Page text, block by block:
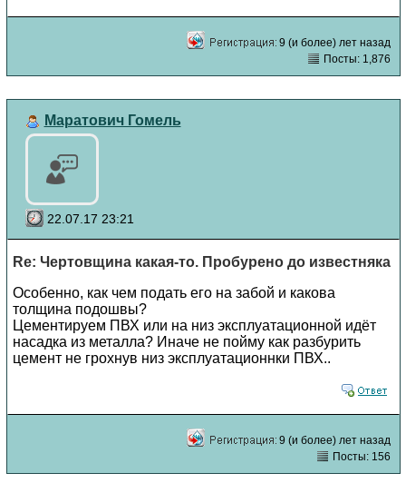
9 (и более) лет назад
Посты: 1,876
Маратович Гомель
22.07.17 23:21
Re: Чертовщина какая-то. Пробурено до известняка
Особенно, как чем подать его на забой и какова
толщина подошвы?
Цементируем ПВХ или на низ эксплуатационной идёт
насадка из металла? Иначе не пойму как разбурить
цемент не грохнув низ эксплуатационнки ПВХ..
9 (и более) лет назад
Посты: 156